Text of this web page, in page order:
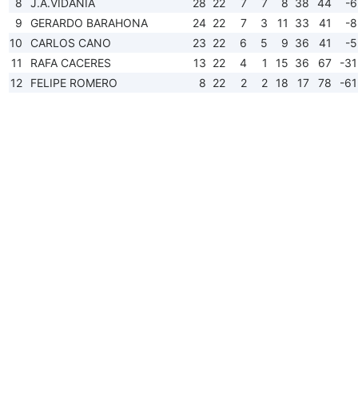
8
J.A.VIDANIA 28 22 7 7 8 38 44
-6
9
GERARDO BARAHONA 24 22 7 3 11 33 41
-8
10
CARLOS CANO 23 22 6 5 9 36 41
-5
11
RAFA CACERES 13 22 4 1 15 36 67
-31
12
FELIPE ROMERO 8 22 2 2 18 17 78 -61